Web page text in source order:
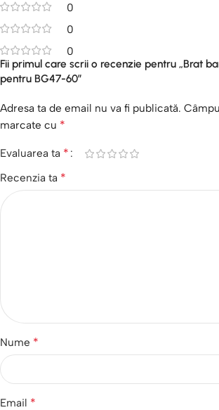
0
0
0
Fii primul care scrii o recenzie pentru „Brat
pentru BG47-60”
Adresa ta de email nu va fi publicată.
marcate cu *
Evaluarea ta *
Recenzia ta *
Nume *
Email *